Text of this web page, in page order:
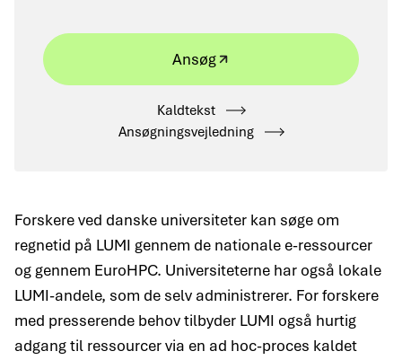
Ansøg
Kaldtekst
Ansøgningsvejledning
Forskere ved danske universiteter kan søge om
regnetid på LUMI gennem de nationale e-ressourcer
og gennem EuroHPC. Universiteterne har også lokale
LUMI-andele, som de selv administrerer. For forskere
med presserende behov tilbyder LUMI også hurtig
adgang til ressourcer via en ad hoc-proces kaldet